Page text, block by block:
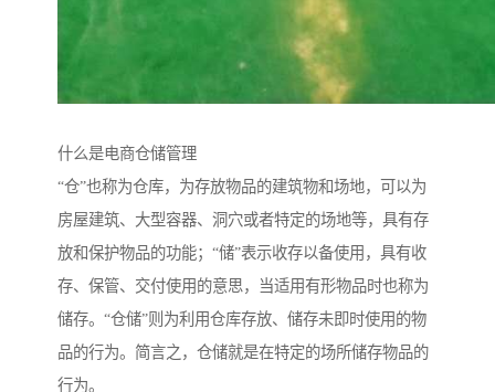
什么是电商仓储管理
“仓”也称为仓库，为存放物品的建筑物和场地，可以为
房屋建筑、大型容器、洞穴或者特定的场地等，具有存
放和保护物品的功能；“储”表示收存以备使用，具有收
存、保管、交付使用的意思，当适用有形物品时也称为
储存。“仓储”则为利用仓库存放、储存未即时使用的物
品的行为。简言之，仓储就是在特定的场所储存物品的
行为。